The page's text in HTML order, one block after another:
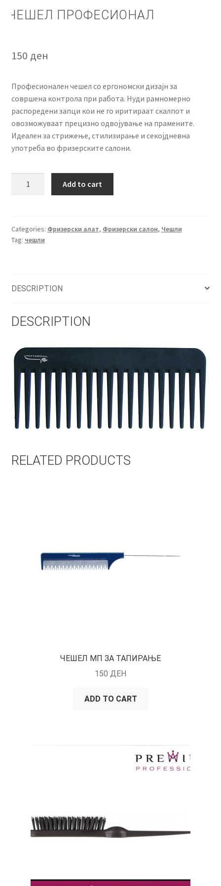
ПЛАЌАЊЕ
ПОЛИТИКА И УСЛОВИ ЗА КОРИСТЕЊЕ
ЗА НАС
ПРОИЗВОДИ
КОНТАКТ
ЧЕШЕЛ ПРОФЕСИОНАЛ
150 ден
Професионален чешел со ергономски дизајн за
совршена контрола при работа. Нуди рамномерно
распоредени запци кои не го иритираат скалпот и
овозможуваат прецизно одвојување на прамените.
Идеален за стрижење, стилизирање и секојдневна
употреба во фризерските салони.
Add to cart
Categories: Фризерски алат, Фризерски салон, Чешли
Tag: чешли
DESCRIPTION
DESCRIPTION
RELATED PRODUCTS
ЧЕШЕЛ МП ЗА ТАПИРАЊЕ
150 ДЕН
ADD TO CART